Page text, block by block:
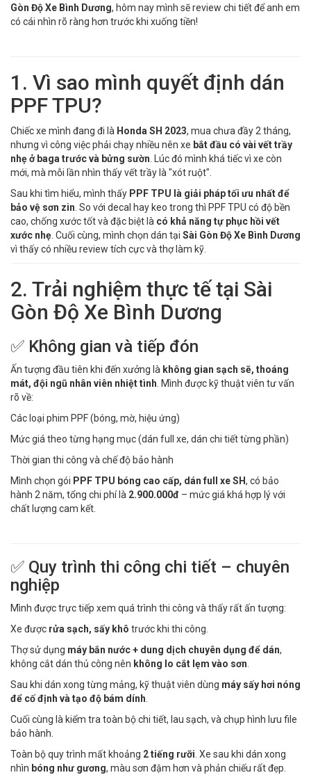
Gòn Độ Xe Bình Dương, hôm nay mình sẽ review chi tiết để anh em
có cái nhìn rõ ràng hơn trước khi xuống tiền!
1. Vì sao mình quyết định dán
PPF TPU?
Chiếc xe mình đang đi là Honda SH 2023, mua chưa đầy 2 tháng,
nhưng vì công việc phải chạy nhiều nên xe bắt đầu có vài vết trầy
nhẹ ở baga trước và bửng sườn . Lúc đó mình khá tiếc vì xe còn
mới, mà mỗi lần nhìn thấy vết trầy là "xót ruột".
Sau khi tìm hiểu, mình thấy PPF TPU là giải pháp tối ưu nhất để
bảo vệ sơn zin . So với decal hay keo trong thì PPF TPU có độ bền
cao, chống xước tốt và đặc biệt là có khả năng tự phục hồi vết
xước nhẹ . Cuối cùng, mình chọn dán tại Sài Gòn Độ Xe Bình Dương
vì thấy có nhiều review tích cực và thợ làm kỹ.
2. Trải nghiệm thực tế tại Sài
Gòn Độ Xe Bình Dương
✅ Không gian và tiếp đón
Ấn tượng đầu tiên khi đến xưởng là không gian sạch sẽ, thoáng
mát, đội ngũ nhân viên nhiệt tình . Mình được kỹ thuật viên tư vấn
rõ về:
Các loại phim PPF (bóng, mờ, hiệu ứng)
Mức giá theo từng hạng mục (dán full xe, dán chi tiết từng phần)
Thời gian thi công và chế độ bảo hành
Mình chọn gói PPF TPU bóng cao cấp, dán full xe SH, có bảo
hành 2 năm, tổng chi phí là 2.900.000đ – mức giá khá hợp lý với
chất lượng cam kết.
✅ Quy trình thi công chi tiết – chuyên
nghiệp
Mình được trực tiếp xem quá trình thi công và thấy rất ấn tượng:
Xe được rửa sạch, sấy khô trước khi thi công.
Thợ sử dụng máy bắn nước + dung dịch chuyên dụng để dán,
không cắt dán thủ công nên không lo cắt lẹm vào sơn
Sau khi dán xong từng mảng, kỹ thuật viên dùng máy sấy hơi nóng
để cố định và tạo độ bám dính
Cuối cùng là kiểm tra toàn bộ chi tiết, lau sạch, và chụp hình lưu file
bảo hành.
Toàn bộ quy trình mất khoảng 2 tiếng rưỡi . Xe sau khi dán xong
nhìn bóng như gương, màu sơn đậm hơn và phản chiếu rất đẹp.